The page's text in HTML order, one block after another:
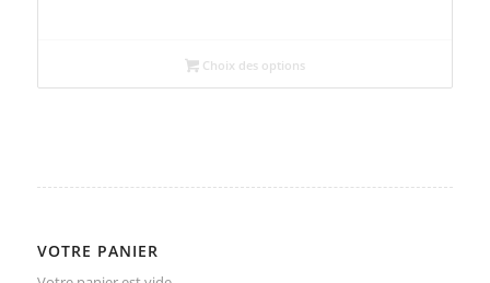
Choix des options
VOTRE PANIER